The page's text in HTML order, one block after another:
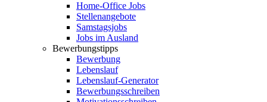
Home-Office Jobs
Stellenangebote
Samstagsjobs
Jobs im Ausland
Bewerbungstipps
Bewerbung
Lebenslauf
Lebenslauf-Generator
Bewerbungsschreiben